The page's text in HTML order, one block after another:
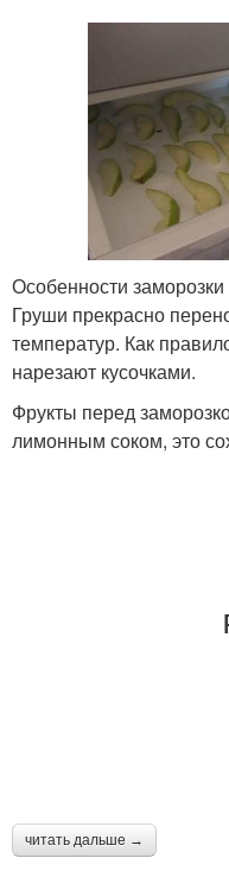
Особенности
Груши прекрасно
температур. Как
нарезают кусочками.
Фрукты перед
лимонным соком, это
читать дальше →